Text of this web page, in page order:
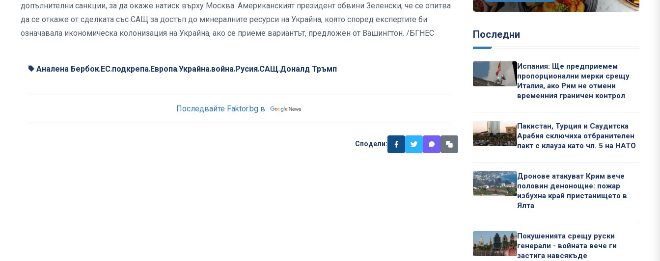
допълнителни санкции, за да окаже натиск върху Москва. Американският президент обвини Зеленски, че се опитва
да се откаже от сделката със САЩ за достъп до минералните ресурси на Украйна, която според експертите би
означавала икономическа колонизация на Украйна, ако се приеме вариантът, предложен от Вашингтон. /БГНЕС
Аналена Бербок,ЕС,подкрепа,Европа,Украйна,война,Русия,САЩ,Доналд Тръмп
Последвайте Faktor.bg в
Сподели:
Последни
Испания: Ще предприемем
пропорционални мерки срещу
Италия, ако Рим не отмени
временния граничен контрол
Пакистан, Турция и Саудитска
Арабия сключиха отбранителен
пакт с клауза като чл. 5 на НАТО
Дронове атакуват Крим вече
половин денонощие: пожар
избухна край пристанището в
Ялта
Покушенията срещу руски
генерали - войната вече ги
застига навсякъде